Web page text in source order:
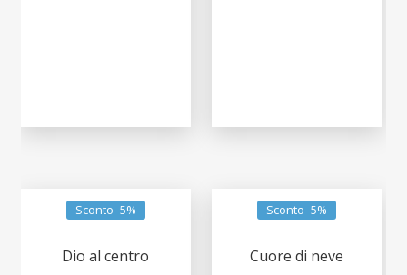
Sconto -5%
Dio al centro
Sconto -5%
Cuore di neve